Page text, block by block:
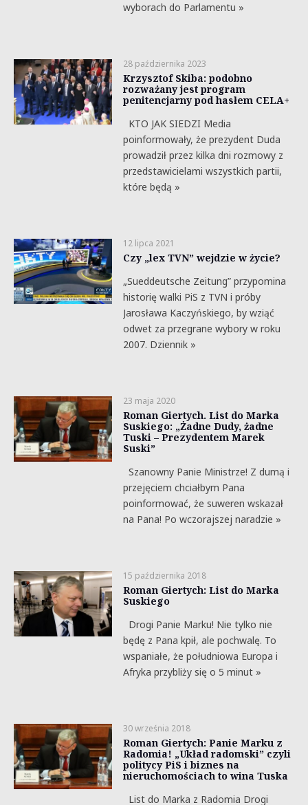
wyborach do Parlamentu »
28 października 2023
Krzysztof Skiba: podobno
rozważany jest program
penitencjarny pod hasłem CELA+
KTO JAK SIEDZI Media
poinformowały, że prezydent Duda
prowadził przez kilka dni rozmowy z
przedstawicielami wszystkich partii,
które będą »
12 lipca 2021
Czy „lex TVN” wejdzie w życie?
„Sueddeutsche Zeitung” przypomina
historię walki PiS z TVN i próby
Jarosława Kaczyńskiego, by wziąć
odwet za przegrane wybory w roku
2007. Dziennik »
23 maja 2020
Roman Giertych. List do Marka
Suskiego: „Żadne Dudy, żadne
Tuski – Prezydentem Marek
Suski”
Szanowny Panie Ministrze! Z dumą i
przejęciem chciałbym Pana
poinformować, że suweren wskazał
na Pana! Po wczorajszej naradzie »
15 października 2018
Roman Giertych: List do Marka
Suskiego
Drogi Panie Marku! Nie tylko nie
będę z Pana kpił, ale pochwalę. To
wspaniałe, że południowa Europa i
Afryka przybliży się o 5 minut »
30 września 2018
Roman Giertych: Panie Marku z
Radomia! „Układ radomski” czyli
politycy PiS i biznes na
nieruchomościach to wina Tuska
List do Marka z Radomia Drogi